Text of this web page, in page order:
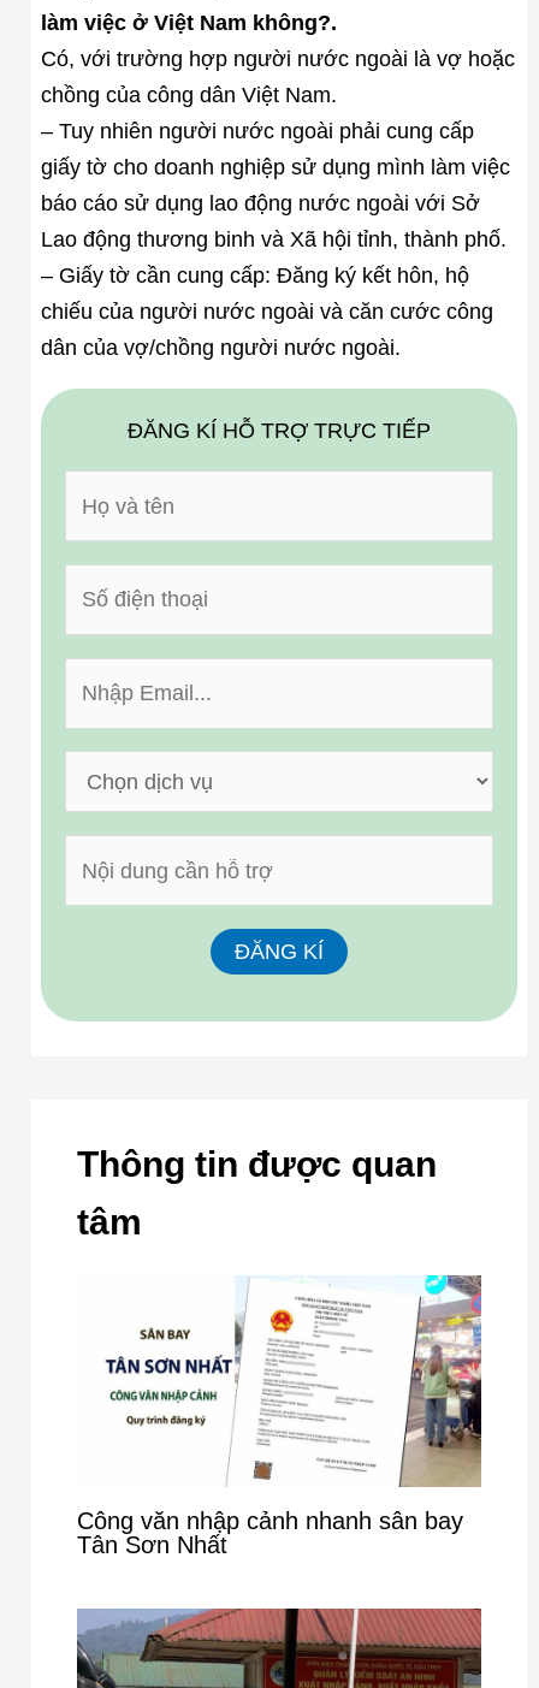
làm việc ở Việt Nam không?.
Có, với trường hợp người nước ngoài là vợ hoặc
chồng của công dân Việt Nam.
– Tuy nhiên người nước ngoài phải cung cấp
giấy tờ cho doanh nghiệp sử dụng mình làm việc
báo cáo sử dụng lao động nước ngoài với Sở
Lao động thương binh và Xã hội tỉnh, thành phố.
– Giấy tờ cần cung cấp: Đăng ký kết hôn, hộ
chiếu của người nước ngoài và căn cước công
dân của vợ/chồng người nước ngoài.
ĐĂNG KÍ HỖ TRỢ TRỰC TIẾP
Thông tin được quan
tâm
Công văn nhập cảnh nhanh sân bay
Tân Sơn Nhất